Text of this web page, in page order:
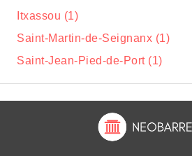
Itxassou (1)
Saint-Martin-de-Seignanx (1)
Saint-Jean-Pied-de-Port (1)